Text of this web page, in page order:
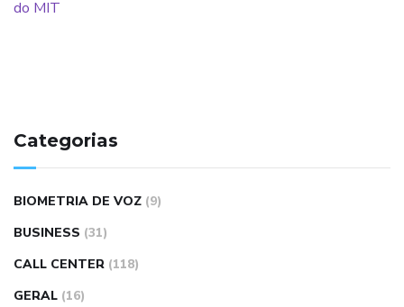
Categorias
BIOMETRIA DE VOZ (9)
BUSINESS (31)
CALL CENTER (118)
GERAL (16)